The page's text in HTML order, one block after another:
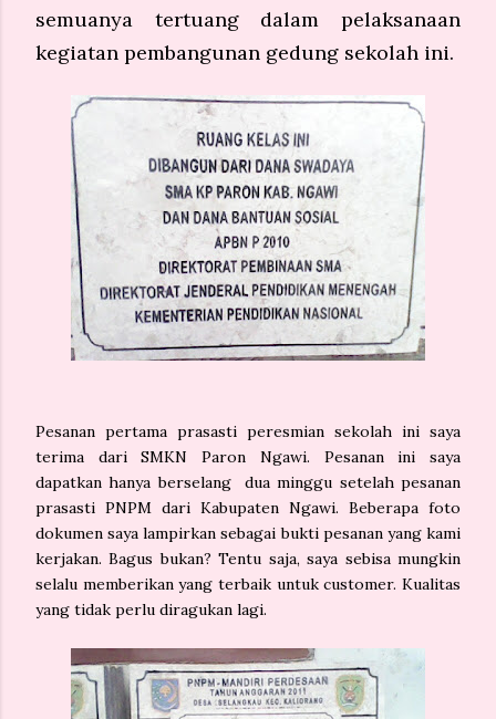
semuanya tertuang dalam pelaksanaan
kegiatan pembangunan gedung sekolah ini.
Pesanan pertama prasasti peresmian sekolah ini saya
terima dari SMKN Paron Ngawi. Pesanan ini saya
dapatkan hanya berselang dua minggu setelah pesanan
prasasti PNPM dari Kabupaten Ngawi. Beberapa foto
dokumen saya lampirkan sebagai bukti pesanan yang kami
kerjakan. Bagus bukan? Tentu saja, saya sebisa mungkin
selalu memberikan yang terbaik untuk customer. Kualitas
yang tidak perlu diragukan lagi.